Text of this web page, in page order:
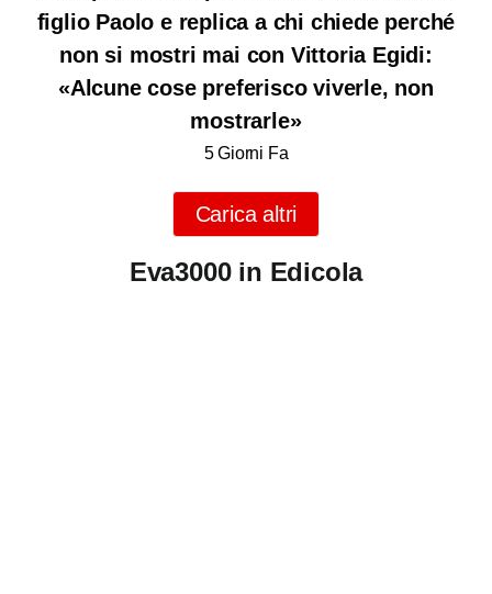
figlio Paolo e replica a chi chiede perché
non si mostri mai con Vittoria Egidi:
«Alcune cose preferisco viverle, non
mostrarle»
5 Giorni Fa
Carica altri
Eva3000 in Edicola